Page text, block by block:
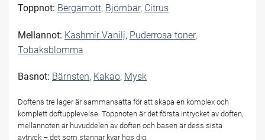
Toppnot: Bergamott, Björnbär, Citrus
Mellannot: Kashmir Vanilj, Puderrosa toner,
Tobaksblomma
Basnot: Bärnsten, Kakao, Mysk
Doftens tre lager är sammansatta för att skapa en komplex och
komplett doftupplevelse. Toppnoten är det första intrycket av doften,
mellannoten är huvuddelen av doften och basen är dess sista
avtryck – det som stannar kvar hos dig.